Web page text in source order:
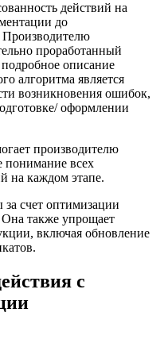
действий на
до
Производителю
проработанный
описание
алгоритма является
возникновения ошибок,
оформлении
производителю
понимание всех
на каждом этапе.
за счет оптимизации
также упрощает
включая обновление
с